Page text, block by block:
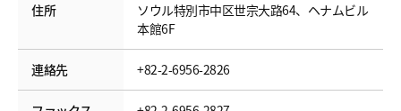
住所
ソウル特別市中区世宗大路64、ヘナムビル
本館6F
連絡先 +82-2-6956-2826